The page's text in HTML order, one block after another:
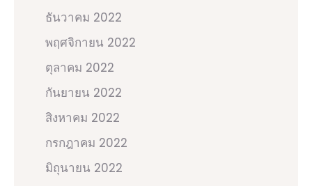
ธันวาคม 2022
พฤศจิกายน 2022
ตุลาคม 2022
กันยายน 2022
สิงหาคม 2022
กรกฎาคม 2022
มิถุนายน 2022